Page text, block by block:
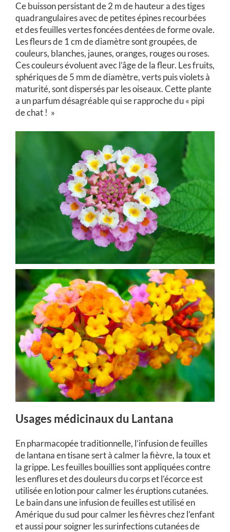
Ce buisson persistant de 2 m de hauteur a des tiges
quadrangulaires avec de petites épines recourbées
et des feuilles vertes foncées dentées de forme ovale.
Les fleurs de 1 cm de diamètre sont groupées, de
couleurs, blanches, jaunes, oranges, rouges ou roses.
Ces couleurs évoluent avec l’âge de la fleur. Les fruits,
sphériques de 5 mm de diamètre, verts puis violets à
maturité, sont dispersés par les oiseaux. Cette plante
a un parfum désagréable qui se rapproche du « pipi
de chat ! »
Usages médicinaux du Lantana
En pharmacopée traditionnelle, l’infusion de feuilles
de lantana en tisane sert à calmer la fièvre, la toux et
la grippe. Les feuilles bouillies sont appliquées contre
les enflures et des douleurs du corps et l’écorce est
utilisée en lotion pour calmer les éruptions cutanées.
Le bain dans une infusion de feuilles est utilisé en
Amérique du sud pour calmer les fièvres chez l’enfant
et aussi pour soigner les surinfections cutanées de